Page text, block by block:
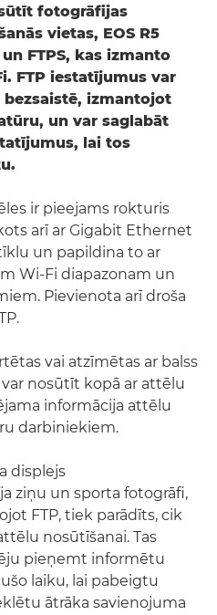
fotogrāfijas
vietas, EOS R5
FTPS, kas izmanto
FTP iestatījumus var
izmantojot
un var saglabāt
lai tos
ir pieejams rokturis
arī ar Gigabit Ethernet
un papildina to ar
Wi-Fi diapazonam un
Pievienota arī droša
vai atzīmētas ar balss
nosūtīt kopā ar attēlu
informācija attēlu
darbiniekiem.
displejs
ziņu un sporta fotogrāfi,
FTP, tiek parādīts, cik
nosūtīšanai. Tas
pieņemt informētu
laiku, lai pabeigtu
ātrāka savienojuma